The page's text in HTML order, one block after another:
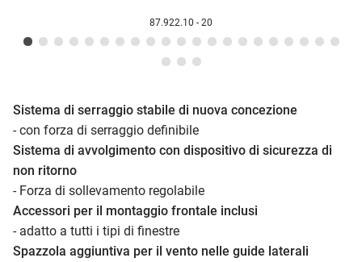
87.922.10 - 20
Sistema di serraggio stabile di nuova concezione
- con forza di serraggio definibile
Sistema di avvolgimento con dispositivo di sicurezza di
non ritorno
- Forza di sollevamento regolabile
Accessori per il montaggio frontale inclusi
- adatto a tutti i tipi di finestre
Spazzola aggiuntiva per il vento nelle guide laterali